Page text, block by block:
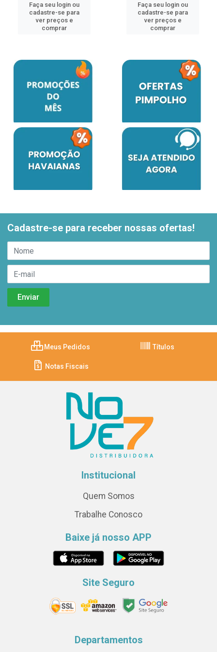
Faça seu login ou
cadastre-se para
ver preços e
comprar
Faça seu login ou
cadastre-se para
ver preços e
comprar
Cadastre-se para receber nossas ofertas!
Meus Pedidos Títulos
Notas Fiscais
Institucional
Quem Somos
Trabalhe Conosco
Baixe já nosso APP
Site Seguro
Departamentos